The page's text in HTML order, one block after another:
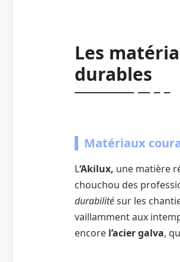
Les
durables
Matériaux
L‘Akilux, une matière
chouchou des
durabilitésur les
vaillamment aux
encore l’acier galva,